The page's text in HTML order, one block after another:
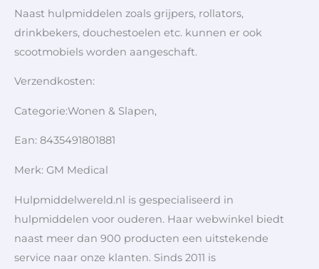
Naast hulpmiddelen zoals grijpers, rollators,
drinkbekers, douchestoelen etc. kunnen er ook
scootmobiels worden aangeschaft.
Verzendkosten:
Categorie:Wonen & Slapen,
Ean: 8435491801881
Merk: GM Medical
Hulpmiddelwereld.nl is gespecialiseerd in
hulpmiddelen voor ouderen. Haar webwinkel biedt
naast meer dan 900 producten een uitstekende
service naar onze klanten. Sinds 2011 is